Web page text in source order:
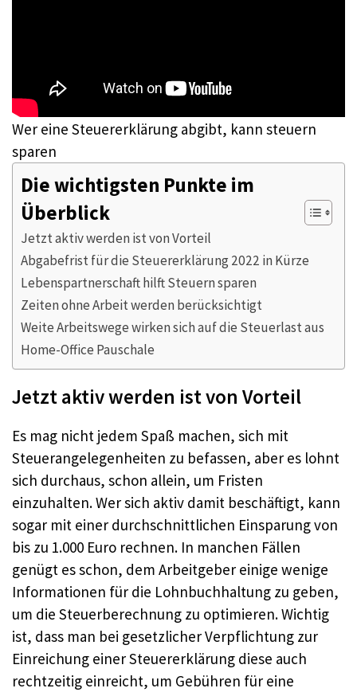
Wer eine Steuererklärung abgibt, kann steuern
sparen
Die wichtigsten Punkte im
Überblick
Jetzt aktiv werden ist von Vorteil
Abgabefrist für die Steuererklärung 2022 in Kürze
Lebenspartnerschaft hilft Steuern sparen
Zeiten ohne Arbeit werden berücksichtigt
Weite Arbeitswege wirken sich auf die Steuerlast aus
Home-Office Pauschale
Jetzt aktiv werden ist von Vorteil
Es mag nicht jedem Spaß machen, sich mit
Steuerangelegenheiten zu befassen, aber es lohnt
sich durchaus, schon allein, um Fristen
einzuhalten. Wer sich aktiv damit beschäftigt, kann
sogar mit einer durchschnittlichen Einsparung von
bis zu 1.000 Euro rechnen. In manchen Fällen
genügt es schon, dem Arbeitgeber einige wenige
Informationen für die Lohnbuchhaltung zu geben,
um die Steuerberechnung zu optimieren. Wichtig
ist, dass man bei gesetzlicher Verpflichtung zur
Einreichung einer Steuererklärung diese auch
rechtzeitig einreicht, um Gebühren für eine